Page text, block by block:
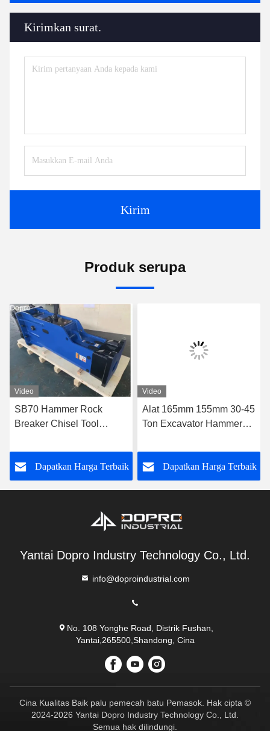
Kirimkan surat.
Kirim
Produk serupa
Video
SB70 Hammer Rock
Breaker Chisel Tool
Tipe Hydraulic Breaker
Dapatkan Harga Terbaik
Video
Alat 165mm 155mm 30-45
Ton Excavator Hammer
SB121 Jack Hammer
Dapatkan Harga Terbaik
Yantai Dopro Industry Technology Co., Ltd.
info@doproindustrial.com
No. 108 Yonghe Road, Distrik Fushan,
Yantai,265500,Shandong, Cina
Cina Kualitas Baik palu pemecah batu Pemasok. Hak cipta ©
2024-2026 Yantai Dopro Industry Technology Co., Ltd.
Semua hak dilindungi.